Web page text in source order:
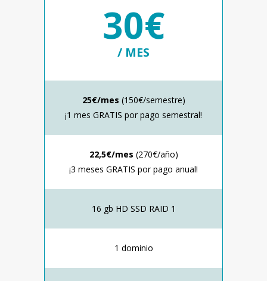
30€
/ MES
25€/mes (150€/semestre)
¡1 mes GRATIS por pago semestral!
22,5€/mes (270€/año)
¡3 meses GRATIS por pago anual!
16 gb HD SSD RAID 1
1 dominio